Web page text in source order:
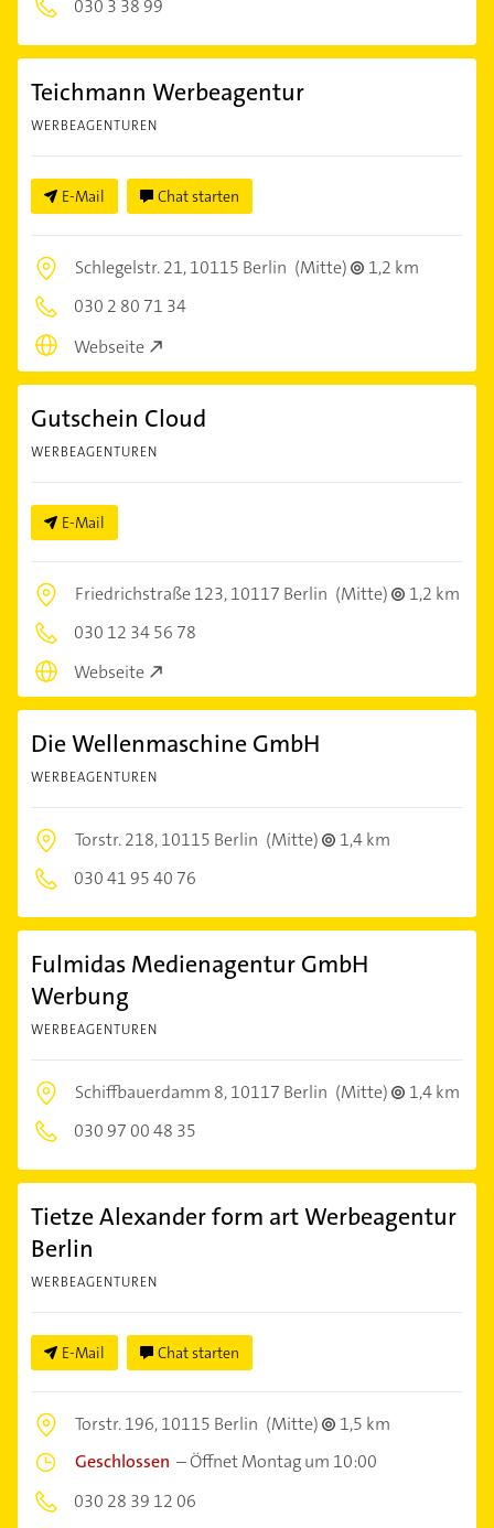
030 3 38 99
Teichmann Werbeagentur
WERBEAGENTUREN
E-Mail Chat starten
Schlegelstr. 21,10115 Berlin (Mitte)
1,2 km
030 2 80 71 34
Webseite
Gutschein Cloud
WERBEAGENTUREN
E-Mail
Friedrichstraße 123,10117 Berlin (Mitte)
1,2 km
030 12 34 56 78
Webseite
Die Wellenmaschine GmbH
WERBEAGENTUREN
Torstr. 218,10115 Berlin (Mitte)
1,4 km
030 41 95 40 76
Fulmidas Medienagentur GmbH
Werbung
WERBEAGENTUREN
Schiffbauerdamm 8,10117 Berlin (Mitte)
1,4 km
030 97 00 48 35
Tietze Alexander form art Werbeagentur
Berlin
WERBEAGENTUREN
E-Mail Chat starten
Torstr. 196,10115 Berlin (Mitte)
1,5 km
Geschlossen –Öffnet Montag um 10:00
030 28 39 12 06